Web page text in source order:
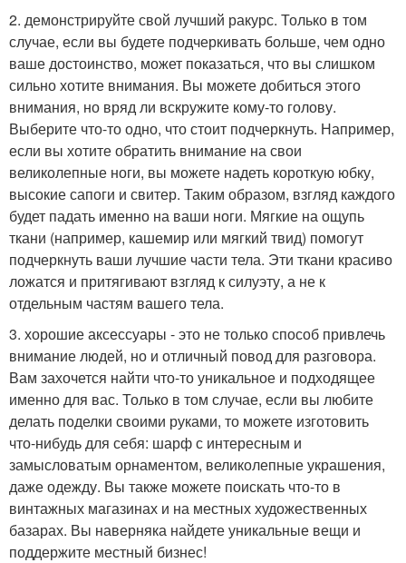
2. демонстрируйте свой лучший ракурс. Только в том
случае, если вы будете подчеркивать больше, чем одно
ваше достоинство, может показаться, что вы слишком
сильно хотите внимания. Вы можете добиться этого
внимания, но вряд ли вскружите кому-то голову.
Выберите что-то одно, что стоит подчеркнуть. Например,
если вы хотите обратить внимание на свои
великолепные ноги, вы можете надеть короткую юбку,
высокие сапоги и свитер. Таким образом, взгляд каждого
будет падать именно на ваши ноги. Мягкие на ощупь
ткани (например, кашемир или мягкий твид) помогут
подчеркнуть ваши лучшие части тела. Эти ткани красиво
ложатся и притягивают взгляд к силуэту, а не к
отдельным частям вашего тела.
3. хорошие аксессуары - это не только способ привлечь
внимание людей, но и отличный повод для разговора.
Вам захочется найти что-то уникальное и подходящее
именно для вас. Только в том случае, если вы любите
делать поделки своими руками, то можете изготовить
что-нибудь для себя: шарф с интересным и
замысловатым орнаментом, великолепные украшения,
даже одежду. Вы также можете поискать что-то в
винтажных магазинах и на местных художественных
базарах. Вы наверняка найдете уникальные вещи и
поддержите местный бизнес!